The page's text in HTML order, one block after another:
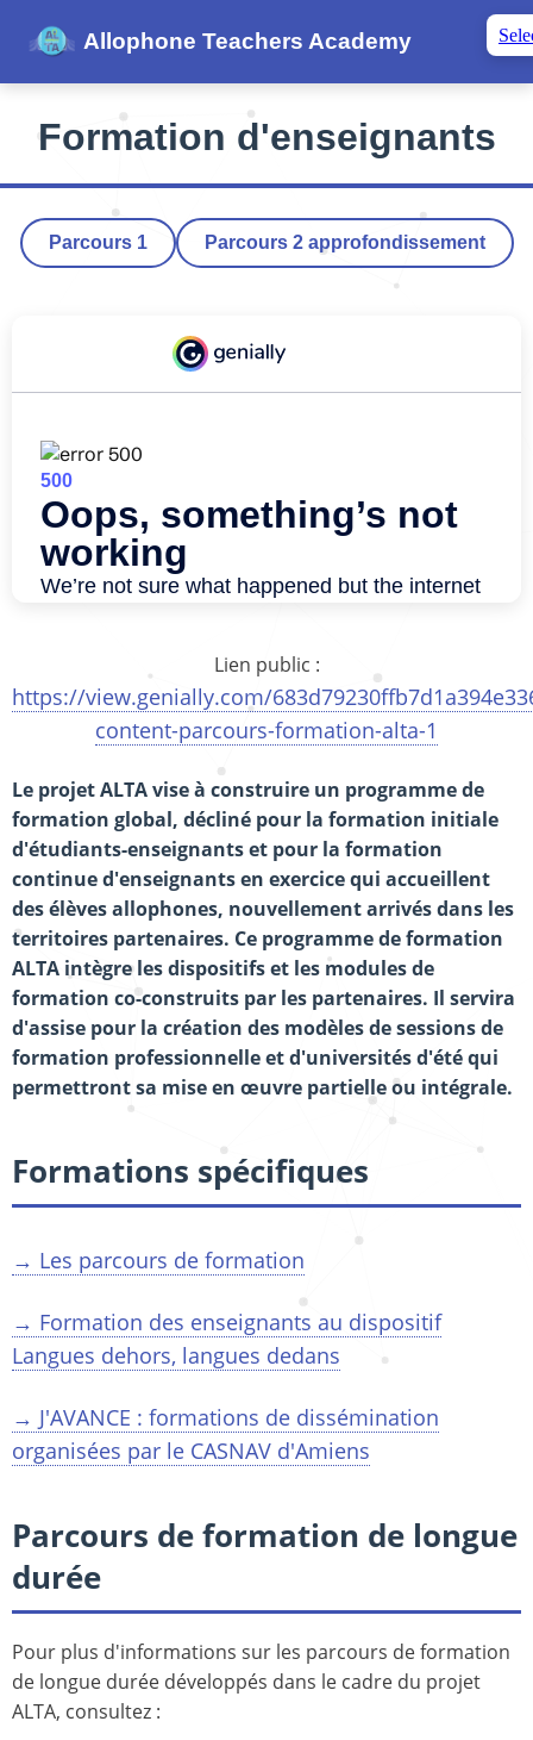
Allophone Teachers Academy
Formation d'enseignants
Parcours 1 Parcours 2 approfondissement
Lien public :
https://view.genially.com/
content-parcours-formation-alta-1
Le projet ALTA vise à construire un programme de
formation global, décliné pour la formation initiale
d'étudiants-enseignants et pour la formation
continue d'enseignants en exercice qui accueillent
des élèves allophones, nouvellement arrivés dans les
territoires partenaires. Ce programme de formation
ALTA intègre les dispositifs et les modules de
formation co-construits par les partenaires. Il servira
d'assise pour la création des modèles de sessions de
formation professionnelle et d'universités d'été qui
permettront sa mise en œuvre partielle ou intégrale.
Formations spécifiques
→ Les parcours de formation
→ Formation des enseignants au dispositif
Langues dehors, langues dedans
→ J'AVANCE : formations de dissémination
organisées par le CASNAV d'Amiens
Parcours de formation de longue
durée
Pour plus d'informations sur les parcours de formation
de longue durée développés dans le cadre du projet
ALTA, consultez :